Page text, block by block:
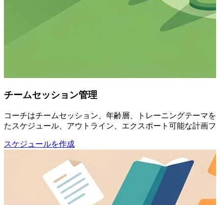
チームセッション管理
コーチはチームセッション、年齢層、トレーニングテーマ
たスケジュール、アウトライン、エクスポート可能な計画フ
スケジュールを作成